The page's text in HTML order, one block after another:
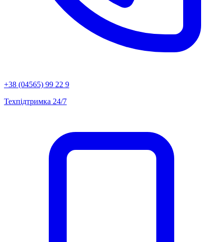
+38 (04565) 99 22 9
Техпідтримка 24/7